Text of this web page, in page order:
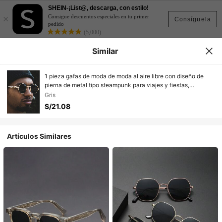
Consíguela
×
SHEIN-¡List@, descarga, con estilo!
Consigue descuentos especiales en tu primer
pedido
(5,000)
Similar
1 pieza gafas de moda de moda al aire libre con diseño de
pierna de metal tipo steampunk para viajes y fiestas,
accesorios de gafas de moda de vacaciones de verano en la
Gris
S/21.08
Artículos Similares